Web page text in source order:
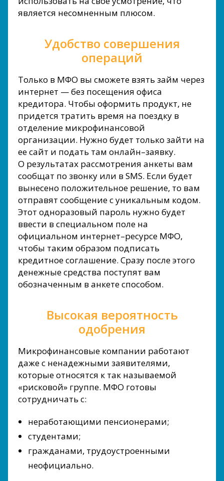
является несомненным плюсом.
Удобство совершения
операций
Только в МФО вы сможете взять займ через
интернет — без посещения офиса
кредитора. Чтобы оформить продукт, не
придется тратить время на поездку в
отделение микрофинансовой
организации. Нужно будет только зайти на
ее сайт и подать там онлайн–заявку.
О результатах рассмотрения анкеты вам
сообщат по звонку или в SMS. Если будет
вынесено положительное решение, то вам
отправят сообщение с уникальным кодом.
Этот одноразовый пароль нужно будет
ввести в специальном поле на
официальном интернет–ресурсе МФО,
чтобы таким образом подписать
кредитное соглашение. Сразу после этого
денежные средства поступят вам
обозначенным в анкете способом.
Высокая вероятность
одобрения
Микрофинансовые компании работают
даже с ненадежными заявителями,
которые относятся к так называемой
«рисковой» группе. МФО готовы
сотрудничать с:
неработающими пенсионерами;
студентами;
гражданами, трудоустроенными
неофициально.